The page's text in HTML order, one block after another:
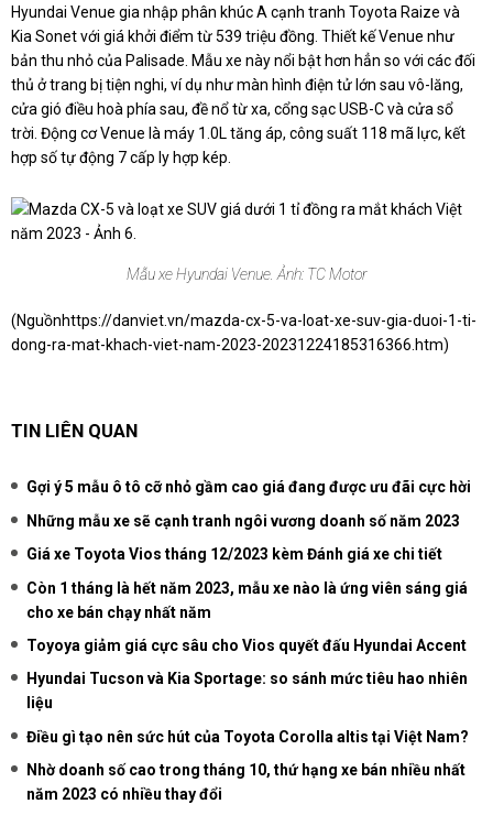
Hyundai Venue gia nhập phân khúc A cạnh tranh Toyota Raize và
Kia Sonet với giá khởi điểm từ 539 triệu đồng. Thiết kế Venue như
bản thu nhỏ của Palisade. Mẫu xe này nổi bật hơn hẳn so với các đối
thủ ở trang bị tiện nghi, ví dụ như màn hình điện tử lớn sau vô-lăng,
cửa gió điều hoà phía sau, đề nổ từ xa, cổng sạc USB-C và cửa sổ
trời. Động cơ Venue là máy 1.0L tăng áp, công suất 118 mã lực, kết
hợp số tự động 7 cấp ly hợp kép.
Mẫu xe Hyundai Venue. Ảnh: TC Motor
(Nguồnhttps://danviet.vn/mazda-cx-5-va-loat-xe-suv-gia-duoi-1-ti-
dong-ra-mat-khach-viet-nam-2023-20231224185316366.htm)
TIN LIÊN QUAN
Gợi ý 5 mẫu ô tô cỡ nhỏ gầm cao giá đang được ưu đãi cực hời
Những mẫu xe sẽ cạnh tranh ngôi vương doanh số năm 2023
Giá xe Toyota Vios tháng 12/2023 kèm Đánh giá xe chi tiết
Còn 1 tháng là hết năm 2023, mẫu xe nào là ứng viên sáng giá
cho xe bán chạy nhất năm
Toyoya giảm giá cực sâu cho Vios quyết đấu Hyundai Accent
Hyundai Tucson và Kia Sportage: so sánh mức tiêu hao nhiên
liệu
Điều gì tạo nên sức hút của Toyota Corolla altis tại Việt Nam?
Nhờ doanh số cao trong tháng 10, thứ hạng xe bán nhiều nhất
năm 2023 có nhiều thay đổi